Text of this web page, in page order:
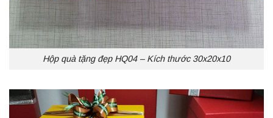
Hộp quà tặng đẹp HQ04 – Kích thước 30x20x10